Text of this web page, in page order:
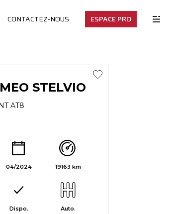
CONTACTEZ-NOUS ESPACE PRO
STELVIO
AT8
04/2024 19163 km
Dispo. Auto.